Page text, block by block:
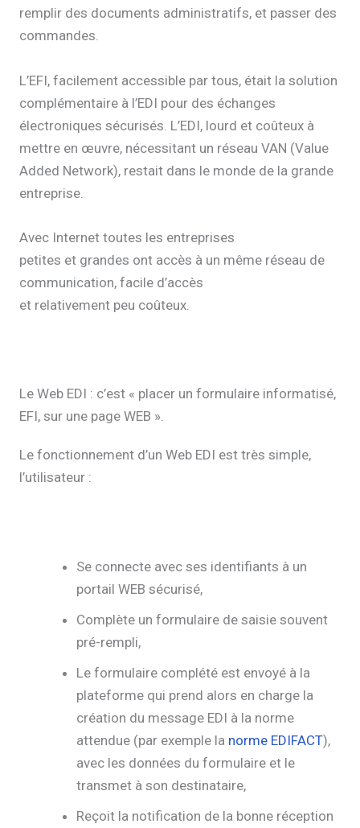
remplir des documents administratifs, et passer des
commandes.
L’EFI, facilement accessible par tous, était la solution
complémentaire à l’EDI pour des échanges
électroniques sécurisés. L’EDI, lourd et coûteux à
mettre en œuvre, nécessitant un réseau VAN (Value
Added Network), restait dans le monde de la grande
entreprise.
Avec Internet toutes les entreprises
petites et grandes ont accès à un même réseau de
communication, facile d’accès
et relativement peu coûteux.
Le Web EDI : c’est « placer un formulaire informatisé,
EFI, sur une page WEB ».
Le fonctionnement d’un Web EDI est très simple,
l’utilisateur :
Se connecte avec ses identifiants à un
portail WEB sécurisé,
Complète un formulaire de saisie souvent
pré-rempli,
Le formulaire complété est envoyé à la
plateforme qui prend alors en charge la
création du message EDI à la norme
attendue (par exemple la norme EDIFACT),
avec les données du formulaire et le
transmet à son destinataire,
Reçoit la notification de la bonne réception